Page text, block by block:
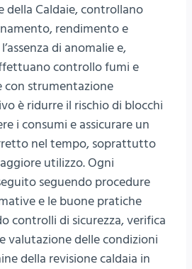
della Caldaie, controllano
rendimento e
di anomalie e,
controllo fumi e
con strumentazione
è ridurre il rischio di blocchi
i consumi e assicurare un
nel tempo, soprattutto
utilizzo. Ogni
seguendo procedure
e le buone pratiche
controlli di sicurezza, verifica
valutazione delle condizioni
della revisione caldaia in